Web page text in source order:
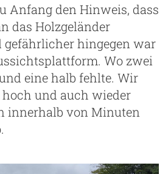
Anfang den Hinweis, dass
das Holzgeländer
gefährlicher hingegen war
Wo zwei
eine halb fehlte. Wir
und auch wieder
innerhalb von Minuten